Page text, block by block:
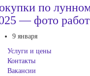
по
— фото
9 января
Услуги и цены
Контакты
Вакансии